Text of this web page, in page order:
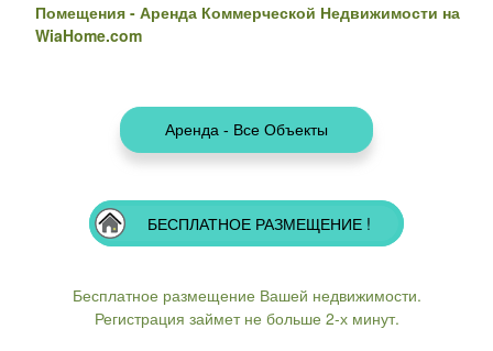
Помещения - Аренда Коммерческой Недвижимости на
WiaHome.com
БЕСПЛАТНОЕ РАЗМЕЩЕНИЕ !
Бесплатное размещение Вашей недвижимости.
Регистрация займет не больше 2-х минут.